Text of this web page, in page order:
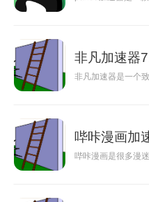
非凡加速器
非凡加速器是一个
哔咔漫画加
哔咔漫画是很多漫